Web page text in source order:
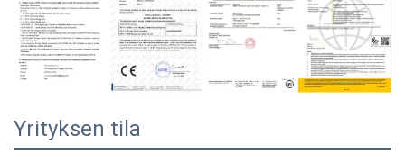
Yrityksen tila